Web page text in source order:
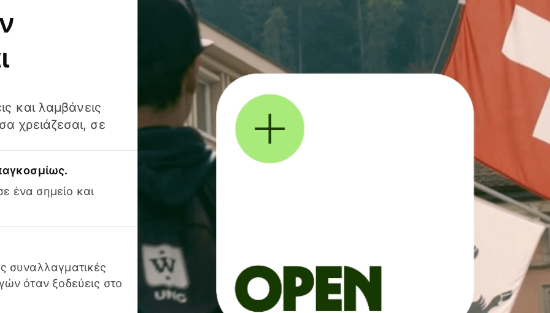
και λαμβάνεις
χρειάζεσαι, σε
ένα σημείο και
συναλλαγματικές
όταν ξοδεύεις στο